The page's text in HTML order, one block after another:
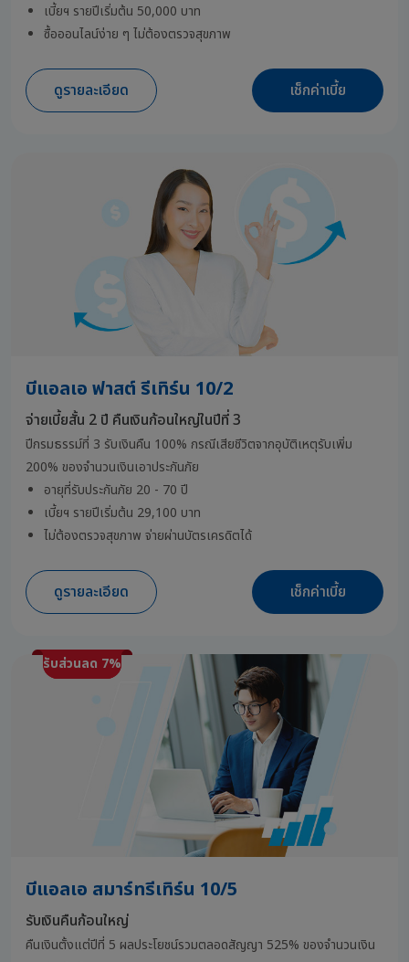
เบี้ยฯ รายปีเริ่มต้น 50,000 บาท
ซื้อออนไลน์ง่าย ๆ ไม่ต้องตรวจสุขภาพ
ดูรายละเอียด เช็กค่าเบี้ย
บีแอลเอ ฟาสต์ รีเทิร์น 10/2
จ่ายเบี้ยสั้น 2 ปี คืนเงินก้อนใหญ่ในปีที่ 3
ปีกรมธรรม์ที่ 3 รับเงินคืน 100% กรณีเสียชีวิตจากอุบัติเหตุรับเพิ่ม
200% ของจำนวนเงินเอาประกันภัย
อายุที่รับประกันภัย 20 - 70 ปี
เบี้ยฯ รายปีเริ่มต้น 29,100 บาท
ไม่ต้องตรวจสุขภาพ จ่ายผ่านบัตรเครดิตได้
ดูรายละเอียด เช็กค่าเบี้ย
รับส่วนลด 7%
รับส่วนลด 7%
บีแอลเอ สมาร์ทรีเทิร์น 10/5
รับเงินคืนก้อนใหญ่
คืนเงินตั้งแต่ปีที่ 5 ผลประโยชน์รวมตลอดสัญญา 525% ของจำนวนเงิน